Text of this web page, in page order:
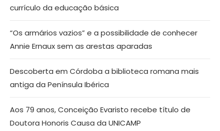
currículo da educação básica
“Os armários vazios” e a possibilidade de conhecer
Annie Ernaux sem as arestas aparadas
Descoberta em Córdoba a biblioteca romana mais
antiga da Península Ibérica
Aos 79 anos, Conceição Evaristo recebe título de
Doutora Honoris Causa da UNICAMP